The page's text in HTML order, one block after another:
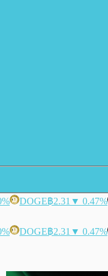
DOGE฿2.31 ▼ 0.47%
DOGE฿2.31 ▼ 0.47%